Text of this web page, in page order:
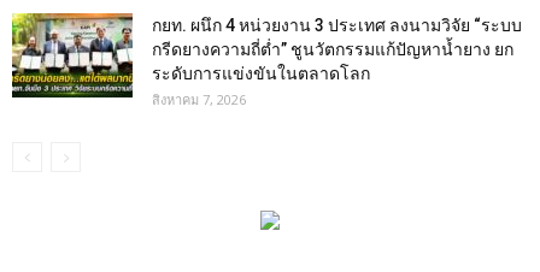
กยท. ผนึก 4 หน่วยงาน 3 ประเทศ ลงนามวิจัย “ระบบ
กรีดยางความถี่ต่ำ” ชูนวัตกรรมแก้ปัญหาน้ำยาง ยก
ระดับการแข่งขันในตลาดโลก
สิงหาคม 7, 2026